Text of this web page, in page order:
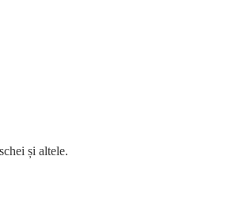
și altele.